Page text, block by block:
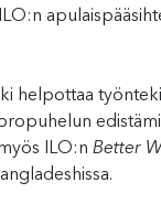
helpottaa
ILO:n Better